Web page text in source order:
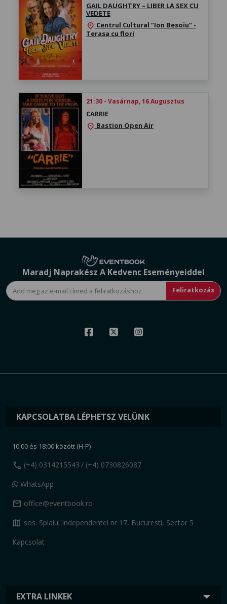
GAIL DAUGHTRY – LIBER LA SEX CU
VEDETE
location_on Centrul Cultural “Ion Besoiu” -
Terasa cu flori
21:30 - Vasárnap, 16 Augusztus
CARRIE
location_on Bastion Open Air
Maradj Naprakész A Kedvenc Eseményeiddel
Feliratkozás
EXTRA LINKEK
KAPCSOLATBA LÉPHETSZ VELÜNK
10:00 és 18:00 között (H-P)
call (+4) 0314215543 / (+4) 0730826087
WhatsApp
mail office@eventbook.ro
map sos. Splaiul Independentei nr 17, Bucuresti, Sector 5
Kapcsolat